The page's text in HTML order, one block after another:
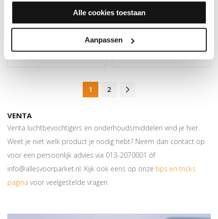
Alle cookies toestaan
Aanpassen
Venta Airwasher AH515
Merk: Venta
Venta Luchtreiniger
AP735 - Zwart 75m2
Merk: Venta
314,95
1 2
VENTA
Venta luchtbevochtigers en onderhoudsmiddelen vind je hier.
Weet je niet welk product je nodig hebt? Neem dan contact op
voor een persoonlijk advies via 013-2070001 óf
info@allesvoorparket.nl. Kijk ook eens op onze tips en tricks
pagina voor veelgestelde vragen.